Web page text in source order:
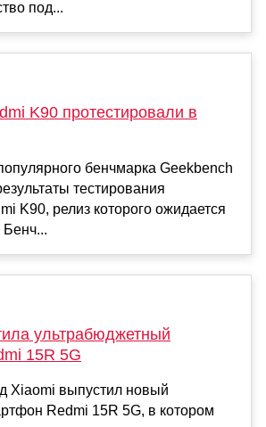
под...
K90 протестировали в
бенчмарка Geekbench
тестирования
K90, релиз которого ожидается
Бенч...
ультрабюджетный
15R 5G
Xiaomi выпустил новый
Redmi 15R 5G, в котором